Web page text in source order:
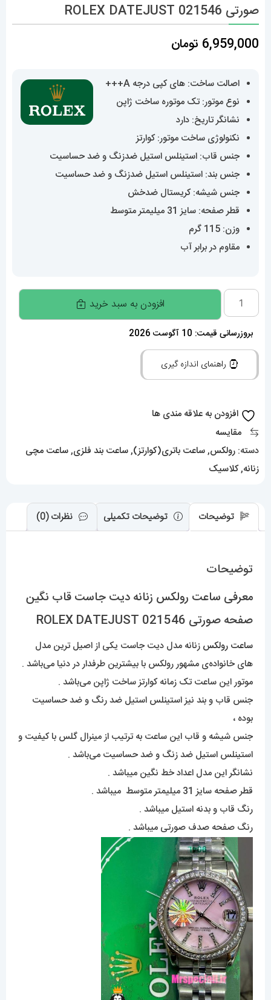
صورتی 021546 ROLEX DATEJUST
6,959,000 تومان
اصالت ساخت: های کپی درجه A+++
نوع موتور: تک موتوره ساخت ژاپن
نشانگر تاریخ: دارد
نکنولوژی ساخت موتور: کوارتز
جنس قاب: استینلس استیل ضدزنگ و ضد حساسیت
جنس بند: استینلس استیل ضدزنگ و ضد حساسیت
جنس شیشه: کریستال ضدخش
قطر صفحه: سایز 31 میلیمتر متوسط
وزن: 115 گرم
مقاوم در برابر آب
ساعت
رولکس
زنانه
دیت
جاست
صفحه
021546
ROLEX
عدد
افزودن به سبد خرید
بروزرسانی قیمت: 10 آگوست 2026
راهنمای اندازه گیری
افزودن به علاقه مندی ها
مقایسه
دسته: رولکس,ساعت باتری(کوارتز),ساعت بند فلزی,ساعت مچی
زنانه,کلاسیک
توضیحات توضیحات تکمیلی نظرات (0)
توضیحات
معرفی ساعت رولکس زنانه دیت جاست قاب نگین
صفحه صورتی 021546 ROLEX DATEJUST
ساعت رولکس زنانه مدل دیت جاست یکی از اصیل ترین مدل
های خانواده‌ی مشهور رولکس با بیشترین طرفدار در دنیا می‌باشد .
موتور این ساعت تک زمانه کوارتز ساخت ژاپن می‌باشد .
جنس قاب و بند نیز استینلس استیل ضد رنگ و ضد حساسیت
بوده ،
جنس شیشه و قاب این ساعت به ترتیب از مینرال گلس با کیفیت و
استینلس استیل ضد زنگ و ضد حساسیت می‌باشد .
نشانگر این مدل اعداد خط نگین میباشد .
قطر صفحه سایز 31 میلیمتر متوسط میباشد .
رنگ قاب و بدنه استیل میباشد .
رنگ صفحه صدف صورتی میباشد .